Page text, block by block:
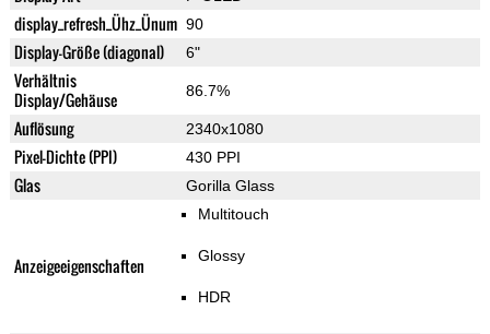
display_refresh_Ühz_Ünum 90
Display-Größe (diagonal) 6"
Verhältnis
Display/Gehäuse
86.7%
Auflösung 2340x1080
Pixel-Dichte (PPI) 430 PPI
Glas Gorilla Glass
Anzeigeeigenschaften
Multitouch
Glossy
HDR